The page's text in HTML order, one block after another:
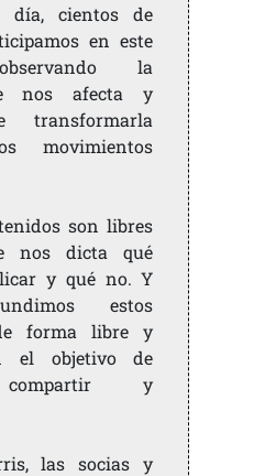
cientos de
en este
la
nos afecta y
transformarla
movimientos
son libres
nos dicta qué
y qué no. Y
estos
forma libre y
el objetivo de
y
las socias y